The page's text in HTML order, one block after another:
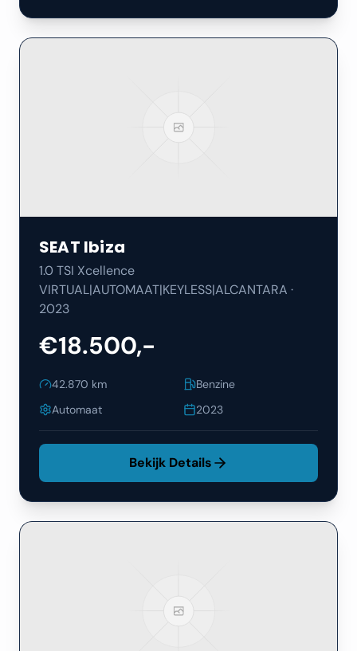
SEAT Ibiza
1.0 TSI Xcellence
VIRTUAL|AUTOMAAT|KEYLESS|ALCANTARA ·
2023
€18.500,-
42.870 km
Benzine
Automaat
2023
Bekijk Details